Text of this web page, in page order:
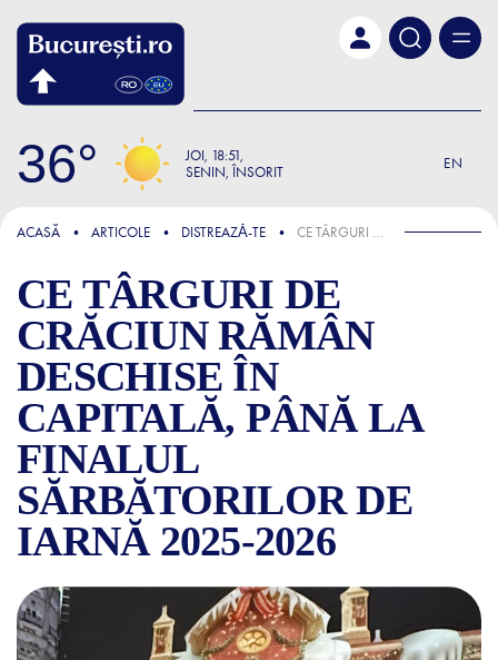
36 JOI 18:51
SENIN, ÎNSORIT
EN
FOCUS
ACASĂ ARTICOLE DISTREAZǍ-TE CE TÂRGURI DE CRĂCIUN RĂMÂN DESCHISE ÎN CAPITALĂ, PÂNĂ LA FINALUL SĂRBĂTORILOR DE IARNĂ 2025-2026
CE TÂRGURI DE
CRĂCIUN RĂMÂN
DESCHISE ÎN
CAPITALĂ, PÂNĂ LA
FINALUL
SĂRBĂTORILOR DE
IARNĂ 2025-2026
CE TÂRGURI DE CRĂCIUN